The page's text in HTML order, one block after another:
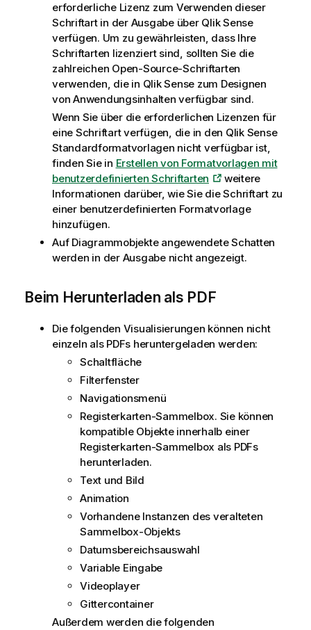
erforderliche Lizenz zum Verwenden dieser
Schriftart in der Ausgabe über Qlik Sense
verfügen. Um zu gewährleisten, dass Ihre
Schriftarten lizenziert sind, sollten Sie die
zahlreichen Open-Source-Schriftarten
verwenden, die in Qlik Sense zum Designen
von Anwendungsinhalten verfügbar sind.
Wenn Sie über die erforderlichen Lizenzen für
eine Schriftart verfügen, die in den Qlik Sense
Standardformatvorlagen nicht verfügbar ist,
finden Sie in Erstellen von Formatvorlagen mit
benutzerdefinierten Schriftarten
weitere
Informationen darüber, wie Sie die Schriftart zu
einer benutzerdefinierten Formatvorlage
hinzufügen.
Auf Diagrammobjekte angewendete Schatten
werden in der Ausgabe nicht angezeigt.
Beim Herunterladen als PDF
Die folgenden Visualisierungen können nicht
einzeln als PDFs heruntergeladen werden:
Schaltfläche
Filterfenster
Navigationsmenü
Registerkarten-Sammelbox. Sie können
kompatible Objekte innerhalb einer
Registerkarten-Sammelbox als PDFs
herunterladen.
Text und Bild
Animation
Vorhandene Instanzen des veralteten
Sammelbox-Objekts
Datumsbereichsauswahl
Variable Eingabe
Videoplayer
Gittercontainer
Außerdem werden die folgenden